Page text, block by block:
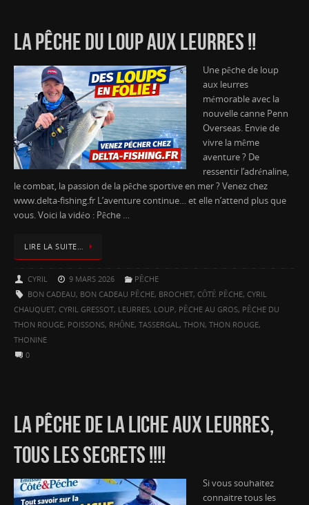
LA PÊCHE DU LOUP AUX LEURRES !!
Une pêche de loup
aux leurres
mémorable avec la
nouvelle canne Penn
Overseas. Envie de
vivre la même
aventure ? De
ressentir l’adrénaline,
le combat, la passion de la pêche sportive en mer ? Venez chez
www.delta-fishing.fr L’aventure continue… et elle n’attend plus que
vous. Voici la vidéo : Pêche …
LIRE LA SUITE…
CYRIL 9 MARS 2026
PÊCHE
BON CADEAU, BON CADEAU PÊCHE, BROCHET, CÔTÉ PÊCHE, CYRIL
CHAUQUET, CYRIL GRESSOT, LEURRES, LOUP, PÊCHE AU GROS, PÊCHE DU
THON ROUGE, POISSONS, RHÔNE, TASSERGAL, THON, THON ROUGE,
THONINE
0
LA PÊCHE DE LA LICHE AUX LEURRES,
TOUS LES SECRETS !!!!
Si vous souhaitez
connaitre tous les